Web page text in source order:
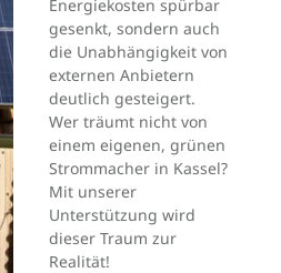
Energiekosten spürbar
gesenkt, sondern auch
die Unabhängigkeit von
externen Anbietern
deutlich gesteigert.
Wer träumt nicht von
einem eigenen, grünen
Strommacher in Kassel?
Mit unserer
Unterstützung wird
dieser Traum zur
Realität!